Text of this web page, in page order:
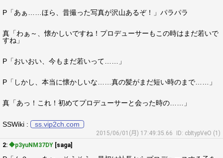
P「あぁ……ほら、昔撮った写真が沢山あるぞ！」パラパラ
真「わぁ～、懐かしいですね！プロデューサーもこの時はまだ若いで
すね」
P「おいおい、今もまだ若いって……」
P「しかし、本当に懐かしいな……真の髪がまだ短い時のまで……」
真「あっ！これ！初めてプロデューサーと会った時の……」
SSWiki : ss.vip2ch.com
2015/06/01(月) 17:49:35.66
ID: cbItypVeO (1)
2: ◆p3yuNM37DY [saga]